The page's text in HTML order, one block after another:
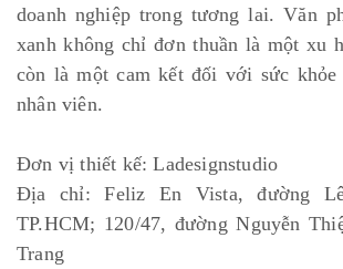
doanh nghiệp trong tương lai. Văn
xanh không chỉ đơn thuần là một xu
còn là một cam kết đối với sức khỏe
nhân viên.
Đơn vị thiết kế: Ladesignstudio
Địa chỉ: Feliz En Vista, đường
TP.HCM; 120/47, đường Nguyễn
Trang